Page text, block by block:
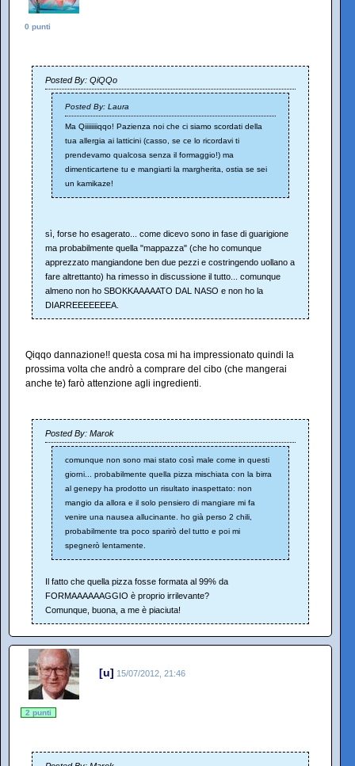
0 punti
Posted By: QiQQo
Posted By: Laura
Ma Qiiiiiiiiqqo! Pazienza noi che ci siamo scordati della
tua allergia ai latticini (casso, se ce lo ricordavi ti
prendevamo qualcosa senza il formaggio!) ma
dimenticartene tu e mangiarti la margherita, ostia se sei
un kamikaze!
sì, forse ho esagerato... come dicevo sono in fase di guarigione
ma probabilmente quella "mappazza" (che ho comunque
apprezzato mangiandone ben due pezzi e costringendo uollano a
fare altrettanto) ha rimesso in discussione il tutto... comunque
almeno non ho SBOKKAAAAATO DAL NASO e non ho la
DIARREEEEEEEA.
Qiqqo dannazione!! questa cosa mi ha impressionato quindi la
prossima volta che andrò a comprare del cibo (che mangerai
anche te) farò attenzione agli ingredienti.
Posted By: Marok
comunque non sono mai stato così male come in questi
giorni... probabilmente quella pizza mischiata con la birra
al genepy ha prodotto un risultato inaspettato: non
mangio da allora e il solo pensiero di mangiare mi fa
venire una nausea allucinante. ho già perso 2 chili,
probabilmente tra poco sparirò del tutto e poi mi
spegnerò lentamente.
Il fatto che quella pizza fosse formata al 99% da
FORMAAAAAAGGIO è proprio irrilevante?
Comunque, buona, a me è piaciuta!
[u] 15/07/2012, 21:46
2 punti